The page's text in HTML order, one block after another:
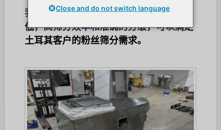
我们的粉虫幼虫分类机的蠕虫损害率较
低，高筛分效率和准确的分级，可以满足
土耳其客户的粉丝筛分需求。
Close and do not switch language